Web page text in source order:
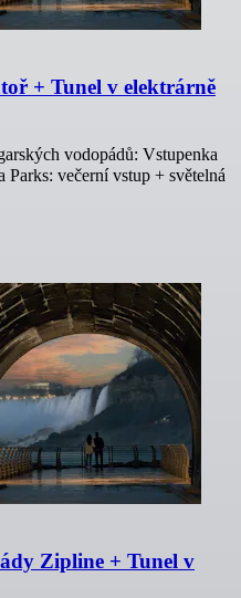
+ Tunel v elektrárně
vodopádů: Vstupenka
Parks: večerní vstup + světelná
Zipline + Tunel v